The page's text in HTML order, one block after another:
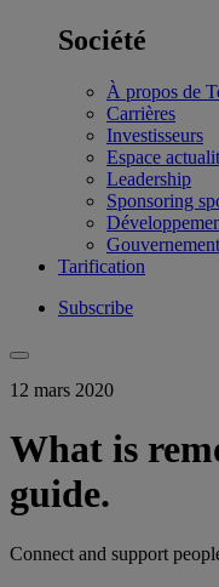
Société
À propos de
Carrières
Investisseurs
Espace
Leadership
Sponsoring
Tarification
Subscribe
12 mars 2020
What is
guide.
Connect and support